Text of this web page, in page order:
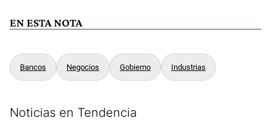
EN ESTA NOTA
Bancos Negocios Gobierno Industrias
Noticias en Tendencia